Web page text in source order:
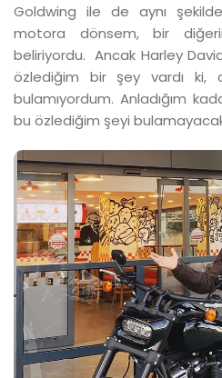
Goldwing ile de aynı
motora dönsem, bir
beliriyordu. Ancak Harley
özlediğim bir şey vardı ki,
bulamıyordum. Anladığım
bu özlediğim şeyi